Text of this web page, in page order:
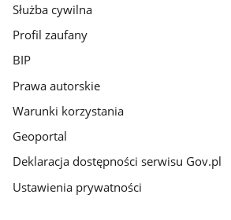
Służba cywilna
Profil zaufany
BIP
Prawa autorskie
Warunki korzystania
Geoportal
Deklaracja dostępności serwisu Gov.pl
Ustawienia prywatności